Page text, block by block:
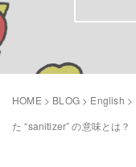
HOME > BLOG> English >
た “sanitizer” の意味とは？